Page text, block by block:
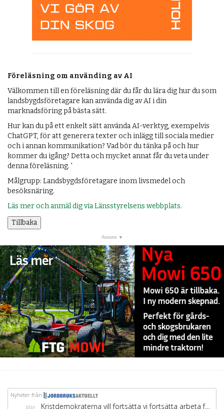
Föreläsning om använding av AI
Välkommen till en föreläsning där du får du lära dig hur du som
landsbygdsföretagare kan använda dig av AI i din
marknadsföring på bästa sätt.
Hur kan du på ett enkelt sätt använda AI-verktyg, exempelvis
ChatGPT, för att generera texter och inlägg till sociala medier
och i annan kommunikation? Vad bör du tänka på och hur
kommer du igång? Detta och mycket annat får du veta under
denna föreläsning. '
Målgrupp: Landsbygdsföretagare inom livsmedel och
besöksnäring.
Läs mer och anmäl dig via Länsstyrelsens webbplats.
Tillbaka